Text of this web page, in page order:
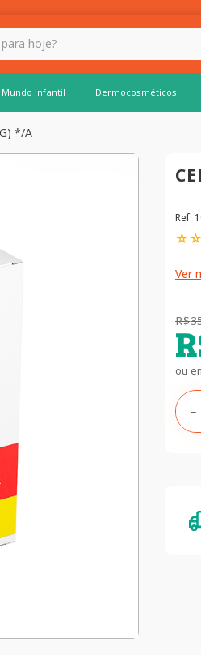
Mundo infantil Dermocosméticos
*/A
Ref:
☆☆
Ver
R$
ou
－